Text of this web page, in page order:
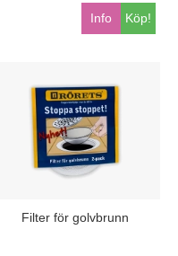
Köp!
Info
Filter för golvbrunn